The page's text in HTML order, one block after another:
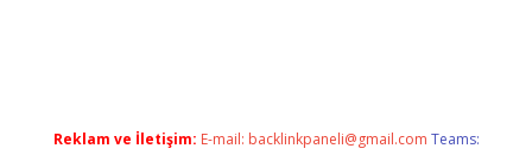
Reklam ve İletişim: E-mail: backlinkpaneli@gmail.com Teams: